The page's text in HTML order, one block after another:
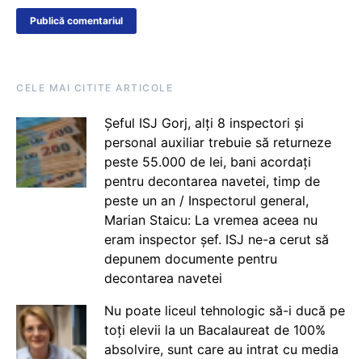
CELE MAI CITITE ARTICOLE
Șeful ISJ Gorj, alți 8 inspectori și
personal auxiliar trebuie să returneze
peste 55.000 de lei, bani acordați
pentru decontarea navetei, timp de
peste un an / Inspectorul general,
Marian Staicu: La vremea aceea nu
eram inspector șef. ISJ ne-a cerut să
depunem documente pentru
decontarea navetei
Nu poate liceul tehnologic să-i ducă pe
toți elevii la un Bacalaureat de 100%
absolvire, sunt care au intrat cu media